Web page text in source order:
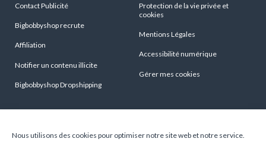
Nous utilisons des cookies pour optimiser notre site web et notre service.
Contact Publicité
Bigbobbyshop recrute
Affiliation
Notifier un contenu illicite
Bigbobbyshop Dropshipping
Protection de la vie privée et
cookies
Mentions Légales
Accessibilité numérique
Gérer mes cookies